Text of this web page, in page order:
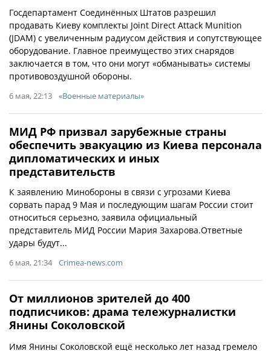
Госдепартамент Соединённых Штатов разрешил
продавать Киеву комплекты Joint Direct Attack Munition
(JDAM) с увеличенным радиусом действия и сопутствующее
оборудование. Главное преимущество этих снарядов
заключается в том, что они могут «обманывать» системы
противовоздушной обороны.
6 мая, 22:13 «Военные материалы»
МИД РФ призвал зарубежные страны
обеспечить эвакуацию из Киева персонала
дипломатических и иных
представительств
К заявлению Минобороны в связи с угрозами Киева
сорвать парад 9 Мая и последующим шагам России стоит
относиться серьезно, заявила официальный
представитель МИД России Мария Захарова.Ответные
удары будут...
6 мая, 21:34 Crimea-news.com
От миллионов зрителей до 400
подписчиков: драма тележурналистки
Янины Соколовской
Имя Янины Соколовской ещё несколько лет назад гремело